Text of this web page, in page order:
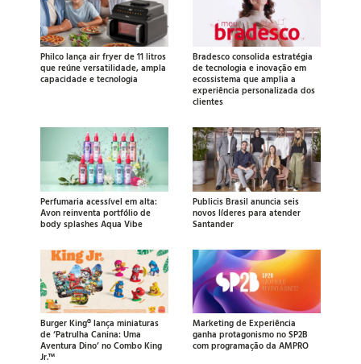
Philco lança air fryer de 11 litros
que reúne versatilidade, ampla
capacidade e tecnologia
Bradesco consolida estratégia
de tecnologia e inovação em
ecossistema que amplia a
experiência personalizada dos
clientes
Perfumaria acessível em alta:
Avon reinventa portfólio de
body splashes Aqua Vibe
Publicis Brasil anuncia seis
novos líderes para atender
Santander
Burger King® lança miniaturas
de ‘Patrulha Canina: Uma
Aventura Dino’ no Combo King
Jr.™
Marketing de Experiência
ganha protagonismo no SP2B
com programação da AMPRO